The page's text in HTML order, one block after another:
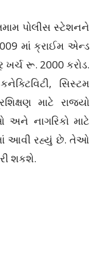
પોલીસ સ્ટેશનને
માં ક્રાઈમ એન્ડ
રૂ. 2000 કરોડ.
સિસ્ટમ
માટે રાજ્યો
અને નાગરિકો માટે
આવી રહ્યું છે. તેઓ
શકશે.